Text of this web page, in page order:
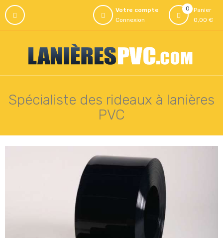
0
Panier
0,00 €
Votre compte
Connexion
Spécialiste des rideaux à lanières
PVC